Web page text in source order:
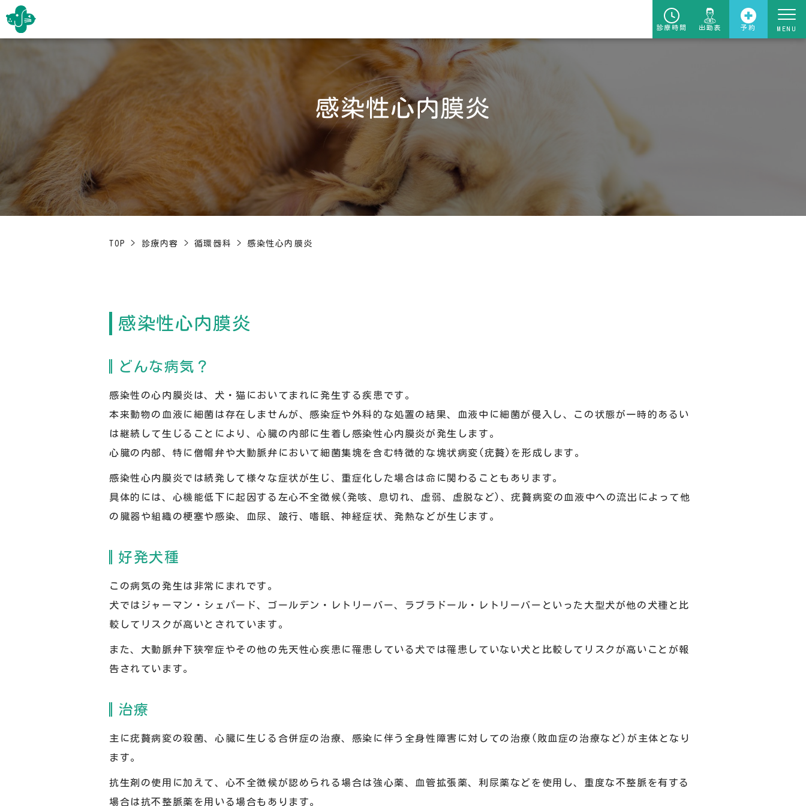
診療時間 出勤表 予約
感染性心内膜炎
TOP > 診療内容 > 循環器科 > 感染性心内膜炎
感染性心内膜炎
どんな病気？
感染性の心内膜炎は、犬・猫においてまれに発生する疾患です。
本来動物の血液に細菌は存在しませんが、感染症や外科的な処置の結果、血液中に細菌が侵入し、この状態が一時的あるい
は継続して生じることにより、心臓の内部に生着し感染性心内膜炎が発生します。
心臓の内部、特に僧帽弁や大動脈弁において細菌集塊を含む特徴的な塊状病変(疣贅)を形成します。
感染性心内膜炎では続発して様々な症状が生じ、重症化した場合は命に関わることもあります。
具体的には、心機能低下に起因する左心不全徴候(発咳、息切れ、虚弱、虚脱など)、疣贅病変の血液中への流出によって他
の臓器や組織の梗塞や感染、血尿、跛行、嗜眠、神経症状、発熱などが生じます。
好発犬種
この病気の発生は非常にまれです。
犬ではジャーマン・シェパード、ゴールデン・レトリーバー、ラブラドール・レトリーバーといった大型犬が他の犬種と比
較してリスクが高いとされています。
また、大動脈弁下狭窄症やその他の先天性心疾患に罹患している犬では罹患していない犬と比較してリスクが高いことが報
告されています。
治療
主に疣贅病変の殺菌、心臓に生じる合併症の治療、感染に伴う全身性障害に対しての治療(敗血症の治療など)が主体となり
ます。
抗生剤の使用に加えて、心不全徴候が認められる場合は強心薬、血管拡張薬、利尿薬などを使用し、重度な不整脈を有する
場合は抗不整脈薬を用いる場合もあります。